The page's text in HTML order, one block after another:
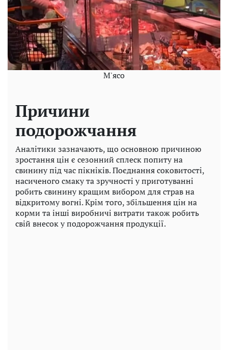
М'ясо
Причини
подорожчання
Аналітики зазначають, що основною причиною
зростання цін є сезонний сплеск попиту на
свинину під час пікніків. Поєднання соковитості,
насиченого смаку та зручності у приготуванні
робить свинину кращим вибором для страв на
відкритому вогні. Крім того, збільшення цін на
корми та інші виробничі витрати також робить
свій внесок у подорожчання продукції.